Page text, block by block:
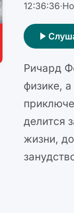
12:36:36·
Ричард
физике,
делится
жизни,